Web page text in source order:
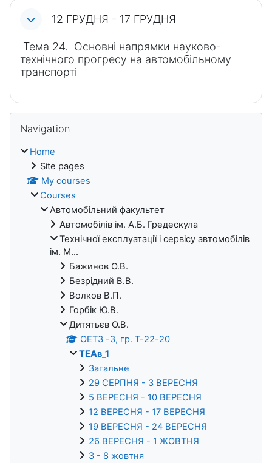
12 ГРУДНЯ - 17 ГРУДНЯ
Тема 24. Основні напрямки науково-
технічного прогресу на автомобільному
транспорті
Blocks
Navigation
Home
Site pages
My courses
Courses
Автомобільний факультет
Автомобілів ім. А.Б. Гредескула
Технічної експлуатації і сервісу автомобілів
ім. М...
Бажинов О.В.
Безрідний В.В.
Волков В.П.
Горбік Ю.В.
Дитятьєв О.В.
ОЕТЗ -3, гр. Т-22-20
ТЕАв_1
Загальне
29 СЕРПНЯ - 3 ВЕРЕСНЯ
5 ВЕРЕСНЯ - 10 ВЕРЕСНЯ
12 ВЕРЕСНЯ - 17 ВЕРЕСНЯ
19 ВЕРЕСНЯ - 24 ВЕРЕСНЯ
26 ВЕРЕСНЯ - 1 ЖОВТНЯ
3 - 8 жовтня